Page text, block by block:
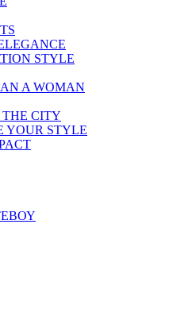
STYLE
A WOMAN
CITY
YOUR STYLE